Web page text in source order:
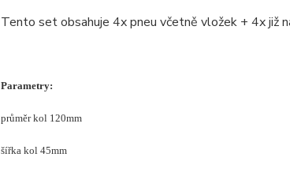
Tento set obsahuje 4x pneu včetně vložek + 4x již
Parametry:
průměr kol 120mm
šířka kol 45mm